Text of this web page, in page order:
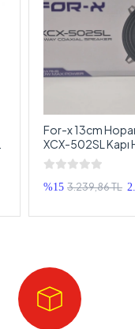
For-x 13cm
XCX-502SL Kapı
cm - For-x
Hoparlör 13cm
%15 3.239,86 TL